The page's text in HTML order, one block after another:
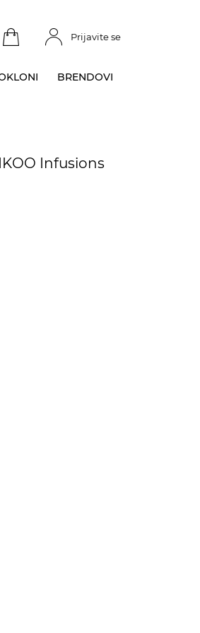
Prijavite se
BRENDOVI
Infusions